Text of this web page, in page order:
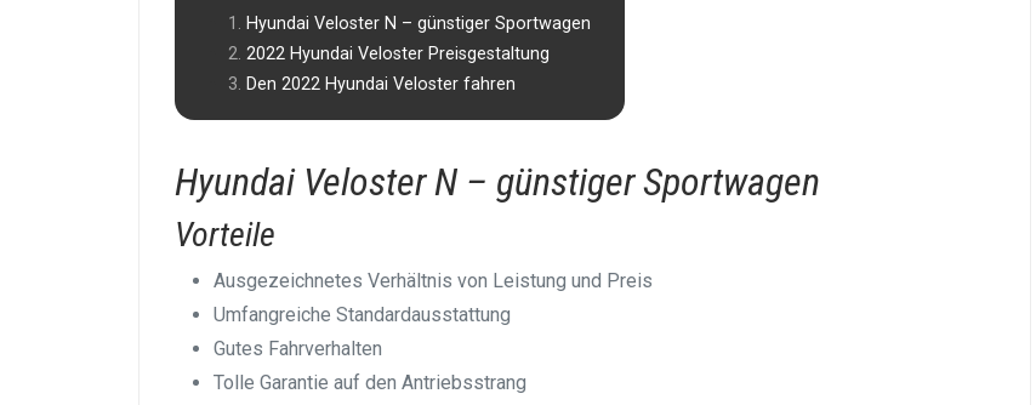
Hyundai Veloster N – günstiger Sportwagen
2022 Hyundai Veloster Preisgestaltung
Den 2022 Hyundai Veloster fahren
Hyundai Veloster N – günstiger Sportwagen
Vorteile
Ausgezeichnetes Verhältnis von Leistung und Preis
Umfangreiche Standardausstattung
Gutes Fahrverhalten
Tolle Garantie auf den Antriebsstrang